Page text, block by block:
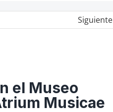
Siguiente
el Museo
Musicae